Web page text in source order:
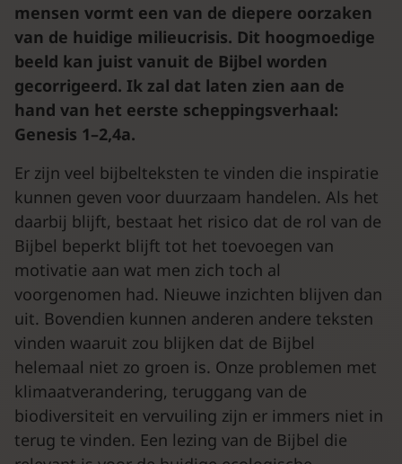
mensen vormt een van de diepere oorzaken
van de huidige milieucrisis. Dit hoogmoedige
beeld kan juist vanuit de Bijbel worden
gecorrigeerd. Ik zal dat laten zien aan de
hand van het eerste scheppingsverhaal:
Genesis 1–2,4a.
Er zijn veel bijbelteksten te vinden die inspiratie
kunnen geven voor duurzaam handelen. Als het
daarbij blijft, bestaat het risico dat de rol van de
Bijbel beperkt blijft tot het toevoegen van
motivatie aan wat men zich toch al
voorgenomen had. Nieuwe inzichten blijven dan
uit. Bovendien kunnen anderen andere teksten
vinden waaruit zou blijken dat de Bijbel
helemaal niet zo groen is. Onze problemen met
klimaatverandering, teruggang van de
biodiversiteit en vervuiling zijn er immers niet in
terug te vinden. Een lezing van de Bijbel die